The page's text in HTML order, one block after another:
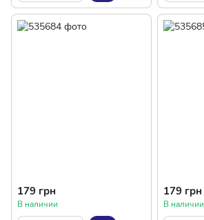
179 грн
В наличии
179 грн
В наличии